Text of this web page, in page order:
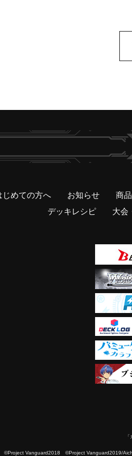
じめての方へ お知らせ 商
デッキレシピ
大会
Vanguard2018 ©Project Vanguard2019/